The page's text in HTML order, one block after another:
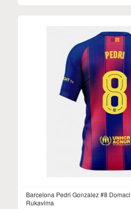
Barcelona Pedri Gonzalez #8
Rukavima